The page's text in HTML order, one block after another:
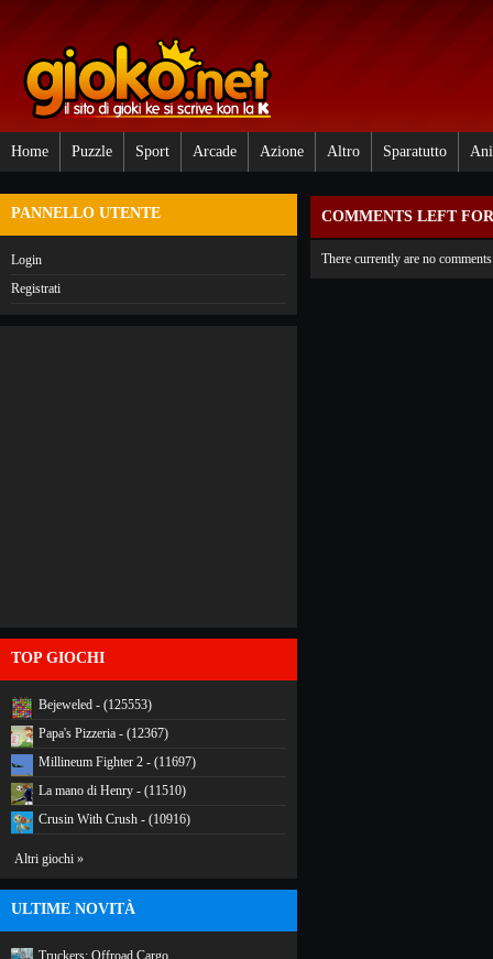
Home Puzzle Sport Arcade Azione Altro Sparatutto
PANNELLO UTENTE
Login
Registrati
TOP GIOCHI
Bejeweled - (125553)
Papa's Pizzeria - (12367)
Millineum Fighter 2 - (11697)
La mano di Henry - (11510)
Crusin With Crush - (10916)
Altri giochi »
ULTIME NOVITÀ
Truckers: Offroad Cargo …
COMMENTS LEFT
There currently are no